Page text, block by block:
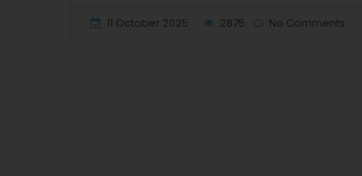
11 October 2025 2875 No Comments